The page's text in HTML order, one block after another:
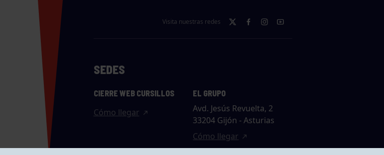
Visita nuestras redes
SEDES
CIERRE WEB CURSILLOS
Cómo llegar
EL GRUPO
Avd. Jesús Revuelta, 2
33204 Gijón - Asturias
Cómo llegar